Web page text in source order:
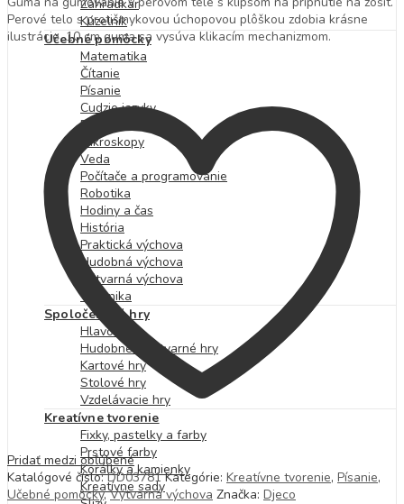
Záhradkár
Kúzelník
Učebné pomôcky
Matematika
Čítanie
Písanie
Cudzie jazyky
Prírodoveda
Mikroskopy
Veda
Počítače a programovanie
Robotika
Hodiny a čas
História
Praktická výchova
Hudobná výchova
Výtvarná výchova
Technika
Spoločenské hry
Hlavolamy
Hudobné a výtvarné hry
Kartové hry
Stolové hry
Vzdelávacie hry
Kreatívne tvorenie
Fixky, pastelky a farby
Prstové farby
Korálky a kamienky
Kreatívne sady
Perové telo s protišmykovou úchopovou plôškou zdobia krásne
ilustrácie. 10 cm guma sa vysúva klikacím mechanizmom.
Pridať medzi obľúbené
Katalógové číslo:DD03781 Kategórie: Kreatívne tvorenie, Písanie,
Učebné pomôcky,Výtvarná výchova Značka: Djeco